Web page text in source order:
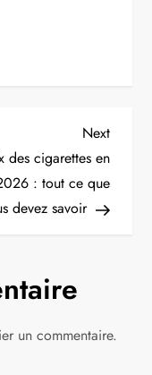
Next
Post
Next
des cigarettes en
: tout ce que
devez savoir
un commentaire.